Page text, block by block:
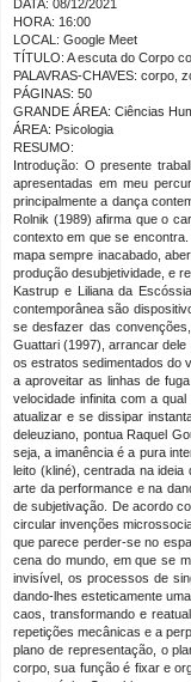
DATA: 08/12/2021
HORA: 16:00
LOCAL: Google Meet
TÍTULO: A escuta do Corpo
PALAVRAS-CHAVES: corpo,
PÁGINAS: 50
GRANDE ÁREA: Ciências
ÁREA: Psicologia
RESUMO:
Introdução: O presente
apresentadas em meu
principalmente a dança
Rolnik (1989) afirma que o
contexto em que se
mapa sempre inacabado,
produção desubjetividade, e
Kastrup e Liliana da
contemporânea são
se desfazer das
Guattari (1997), arrancar dele
os estratos sedimentados do
a aproveitar as linhas de
velocidade infinita com a
atualizar e se dissipar
deleuziano, pontua Raquel
seja, a imanência é a pura
leito (kliné), centrada na
arte da performance e na
de subjetivação. De acordo
circular invenções
que parece perder-se no
cena do mundo, em que se
invisível, os processos de
dando-lhes esteticamente
caos, transformando e
repetições mecânicas e a
plano de representação, o
corpo, sua função é fixar e